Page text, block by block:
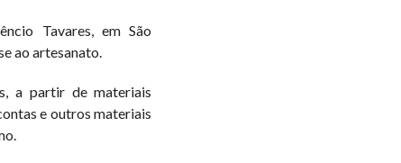
Tavares, em São
ao artesanato.
a partir de materiais
e outros materiais